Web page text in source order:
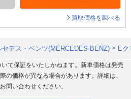
買取価格を調べる
セデス・ベンツ(MERCEDES-BENZ) E
て保証をいたしかねます。新車価格は発売
の価格が異なる場合があります。詳細は、
問い合わせください。